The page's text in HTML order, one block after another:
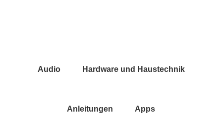
Audio Hardware und Haustechnik
Anleitungen Apps